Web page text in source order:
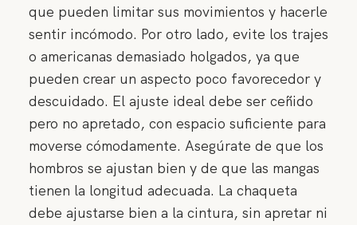
que pueden limitar sus movimientos y hacerle
sentir incómodo. Por otro lado, evite los trajes
o americanas demasiado holgados, ya que
pueden crear un aspecto poco favorecedor y
descuidado. El ajuste ideal debe ser ceñido
pero no apretado, con espacio suficiente para
moverse cómodamente. Asegúrate de que los
hombros se ajustan bien y de que las mangas
tienen la longitud adecuada. La chaqueta
debe ajustarse bien a la cintura, sin apretar ni